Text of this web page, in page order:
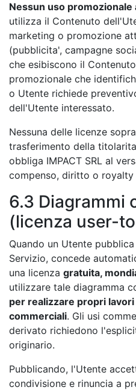
Nessun uso promozionale
utilizza il Contenuto
marketing o promozione
(pubblicita', campagne
che esibiscono il
promozionale che
o Utente richiede
dell'Utente interessato.
Nessuna delle licenze
trasferimento della
obbliga IMPACT SRL al
compenso, diritto o royalty
6.3 Diagrammi
(licenza user-
Quando un Utente
Servizio, concede
una licenza gratuita,
utilizzare tale diagramma
per realizzare propri
commerciali. Gli usi
derivato richiedono
originario.
Pubblicando, l'Utente
condivisione e rinuncia a